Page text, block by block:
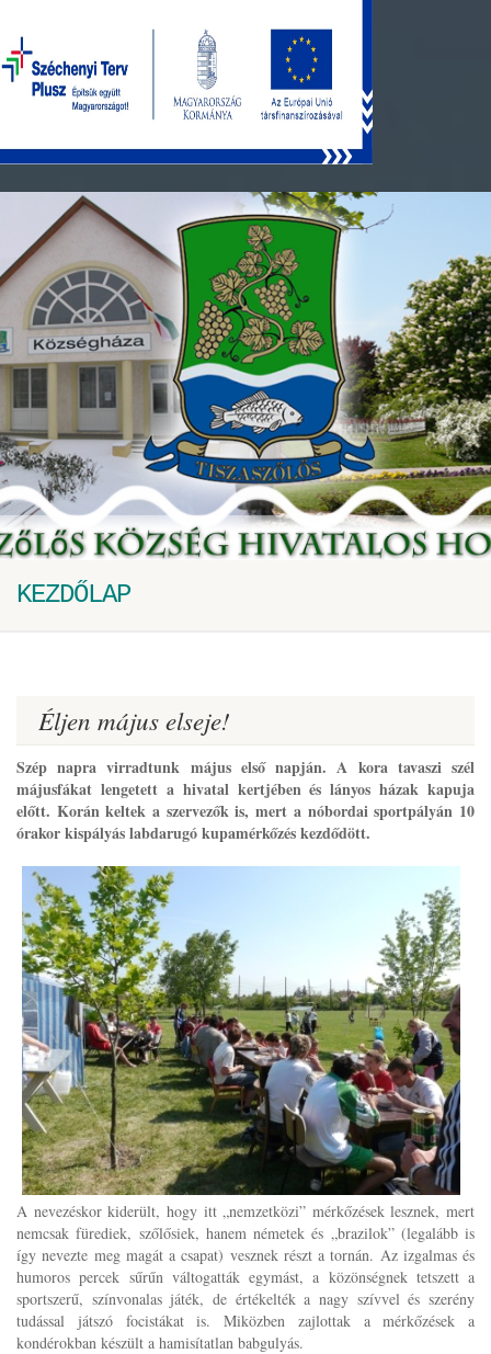
KEZDŐLAP
Éljen május elseje!
Szép napra virradtunk május első napján. A kora tavaszi szél
májusfákat lengetett a hivatal kertjében és lányos házak kapuja
előtt. Korán keltek a szervezők is, mert a nóbordai sportpályán 10
órakor kispályás labdarugó kupamérkőzés kezdődött.
A nevezéskor kiderült, hogy itt „nemzetközi” mérkőzések lesznek, mert
nemcsak fürediek, szőlősiek, hanem németek és „brazilok” (legalább is
így nevezte meg magát a csapat) vesznek részt a tornán. Az izgalmas és
humoros percek sűrűn váltogatták egymást, a közönségnek tetszett a
sportszerű, színvonalas játék, de értékelték a nagy szívvel és szerény
tudással játszó focistákat is. Miközben zajlottak a mérkőzések a
kondérokban készült a hamisítatlan babgulyás.